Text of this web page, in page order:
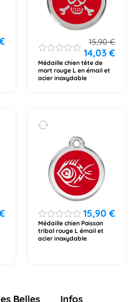
15,90€
14,03€
Médaille chien tête de
mort rouge L en émail et
acier inoxydable
15,90€
Médaille chien Poisson
tribal rouge L émail et
acier inoxydable
Belles Infos